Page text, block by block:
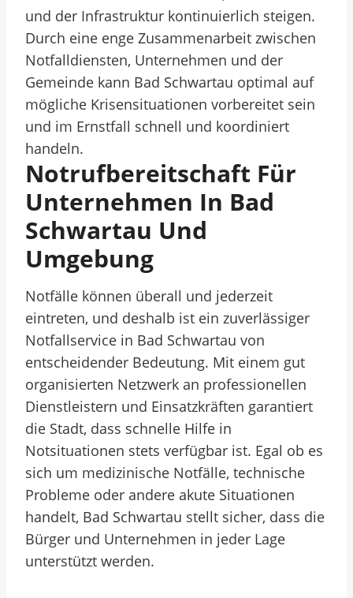
und der Infrastruktur kontinuierlich steigen.
Durch eine enge Zusammenarbeit zwischen
Notfalldiensten, Unternehmen und der
Gemeinde kann Bad Schwartau optimal auf
mögliche Krisensituationen vorbereitet sein
und im Ernstfall schnell und koordiniert
handeln.
Notrufbereitschaft Für
Unternehmen In Bad
Schwartau Und
Umgebung
Notfälle können überall und jederzeit
eintreten, und deshalb ist ein zuverlässiger
Notfallservice in Bad Schwartau von
entscheidender Bedeutung. Mit einem gut
organisierten Netzwerk an professionellen
Dienstleistern und Einsatzkräften garantiert
die Stadt, dass schnelle Hilfe in
Notsituationen stets verfügbar ist. Egal ob es
sich um medizinische Notfälle, technische
Probleme oder andere akute Situationen
handelt, Bad Schwartau stellt sicher, dass die
Bürger und Unternehmen in jeder Lage
unterstützt werden.